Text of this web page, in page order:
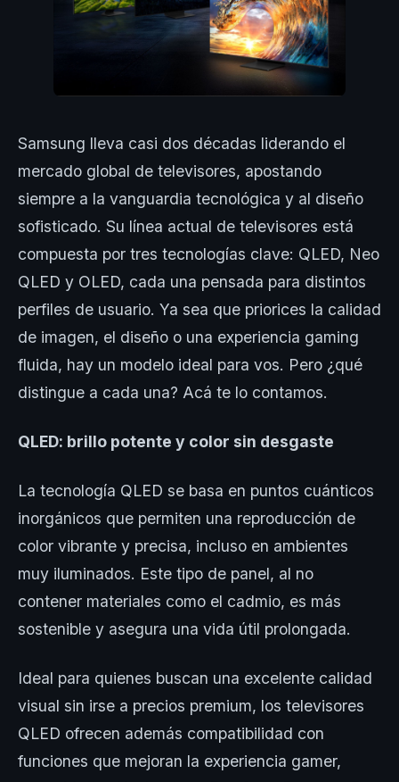
Samsung lleva casi dos décadas liderando el
mercado global de televisores, apostando
siempre a la vanguardia tecnológica y al diseño
sofisticado. Su línea actual de televisores está
compuesta por tres tecnologías clave: QLED, Neo
QLED y OLED, cada una pensada para distintos
perfiles de usuario. Ya sea que priorices la calidad
de imagen, el diseño o una experiencia gaming
fluida, hay un modelo ideal para vos. Pero ¿qué
distingue a cada una? Acá te lo contamos.
QLED: brillo potente y color sin desgaste
La tecnología QLED se basa en puntos cuánticos
inorgánicos que permiten una reproducción de
color vibrante y precisa, incluso en ambientes
muy iluminados. Este tipo de panel, al no
contener materiales como el cadmio, es más
sostenible y asegura una vida útil prolongada.
Ideal para quienes buscan una excelente calidad
visual sin irse a precios premium, los televisores
QLED ofrecen además compatibilidad con
funciones que mejoran la experiencia gamer,